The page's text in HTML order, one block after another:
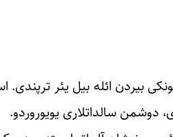
بیردن ائله بیل یئر ترپندی.
دوشمن سالداتلاری یویوروردو.